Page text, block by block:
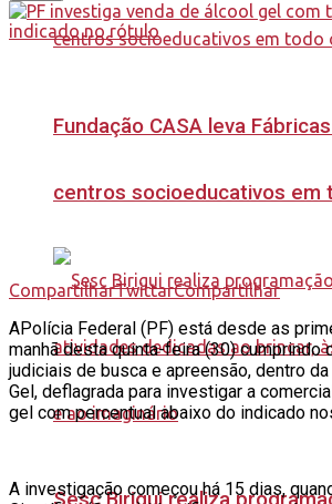
Fundação CASA leva
centros socioeducativos em
CompartilharTwittarCompartilhar
APolícia Federal (PF) está desde as
manhã desta quinta-feira (30) cumprindo
judiciais de busca e apreensão, dentro
Gel, deflagrada para investigar a
gel com percentual abaixo do indicado
A investigação começou há 15 dias,